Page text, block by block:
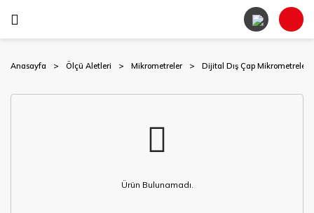
Anasayfa Ölçü Aletleri Mikrometreler Dijital Dış Çap Mikrometreleri
Ürün Bulunamadı.